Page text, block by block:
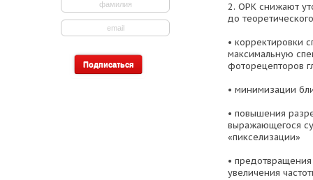
2. ОРК снижают
до
• корректировки
максимальную
фоторецепторов
• минимизации
• повышения
выражающегося
«пикселизации»
•
увеличения